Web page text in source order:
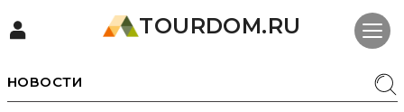
TOURDOM.RU
НОВОСТИ